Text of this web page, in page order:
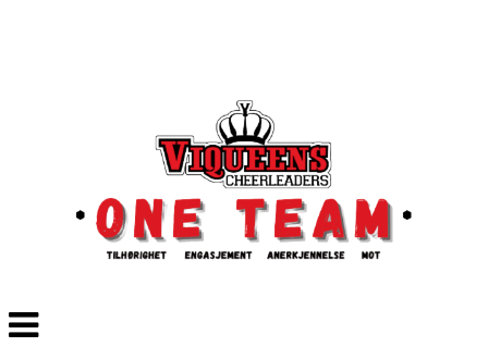
Veksle
navigasjon